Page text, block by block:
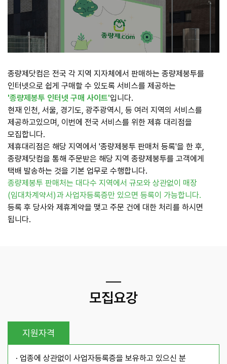
종량제닷컴은 전국 각 지역 지자체에서 판매하는 종량제봉투를
인터넷으로 쉽게 구매할 수 있도록 서비스를 제공하는
'종량제봉투 인터넷 구매 사이트'입니다.
현재 인천, 서울, 경기도, 광주광역시, 등 여러 지역의 서비스를
제공하고있으며, 이번에 전국 서비스를 위한 제휴 대리점을
모집합니다.
제휴대리점은 해당 지역에서 '종량제봉투 판매처 등록'을 한 후,
종량제닷컴을 통해 주문받은 해당 지역 종량제봉투를 고객에게
택배 발송하는 것을 기본 업무로 수행합니다.
종량제봉투 판매처는 대다수 지역에서 규모와 상관없이 매장
(임대차계약서)과 사업자등록증만 있으면 등록이 가능합니다.
등록 후 당사와 제휴계약을 맺고 주문 건에 대한 처리를 하시면
됩니다.
모집요강
지원자격
· 업종에 상관없이 사업자등록증을 보유하고 있으신 분